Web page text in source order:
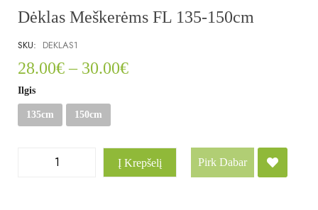
Dėklas Meškerėms FL 135-150cm
SKU: DEKLAS1
28.00€– 30.00€
Ilgis
135cm 150cm
Į Krepšelį Pirk Dabar